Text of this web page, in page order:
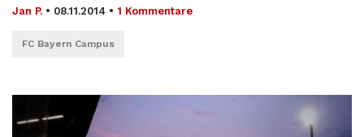
Jan P. • 08.11.2014 • 1 Kommentare
FC Bayern Campus